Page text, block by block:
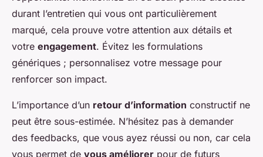
durant l’entretien qui vous ont particulièrement
marqué, cela prouve votre attention aux détails et
votre engagement. Évitez les formulations
génériques ; personnalisez votre message pour
renforcer son impact.
L’importance d’un retour d’information constructif ne
peut être sous-estimée. N’hésitez pas à demander
des feedbacks, que vous ayez réussi ou non, car cela
vous permet de vous améliorer pour de futurs